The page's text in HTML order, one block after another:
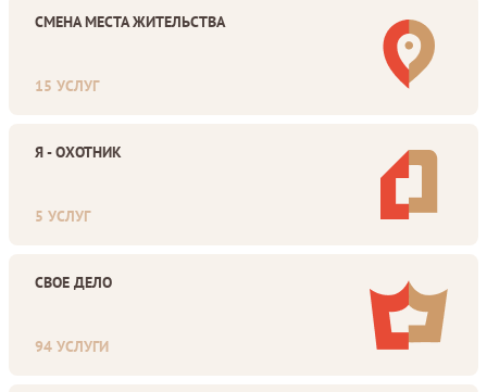
СМЕНА МЕСТА ЖИТЕЛЬСТВА
15 УСЛУГ
Я - ОХОТНИК
5 УСЛУГ
СВОЕ ДЕЛО
94 УСЛУГИ